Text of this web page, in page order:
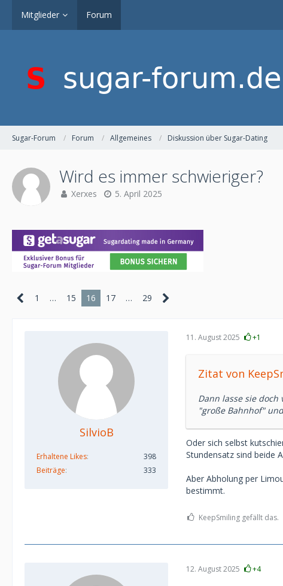
Mitglieder Forum
Sugar-Forum Forum Allgemeines Diskussion über Sugar-Dating
Wird es immer schwieriger?
Xerxes 5. April 2025
1 … 15 16 17 … 29
SilvioB
Erhaltene Likes
398
Beiträge
333
11. August 2025 +1
Zitat von
Dann lasse sie
"große Bahnhof"
Oder sich selbst
Stundensatz sind beide
Aber Abholung per
bestimmt.
KeepSmiling gefällt das.
12. August 2025 +4